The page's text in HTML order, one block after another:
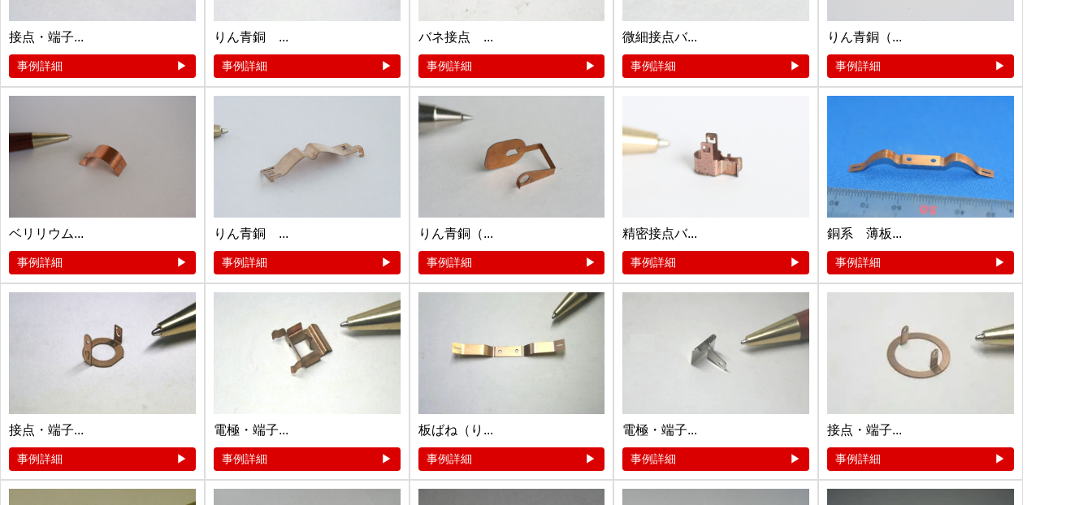
接点・端子...
事例詳細
りん青銅 ...
事例詳細
バネ接点 ...
事例詳細
微細接点バ...
事例詳細
りん青銅（...
事例詳細
ベリリウム...
事例詳細
りん青銅 ...
事例詳細
りん青銅（...
事例詳細
精密接点バ...
事例詳細
銅系 薄板...
事例詳細
接点・端子...
事例詳細
電極・端子...
事例詳細
板ばね（り...
事例詳細
電極・端子...
事例詳細
接点・端子...
事例詳細